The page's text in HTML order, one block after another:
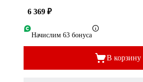
6 369 ₽
Начислим 63 бонуса
В корзину